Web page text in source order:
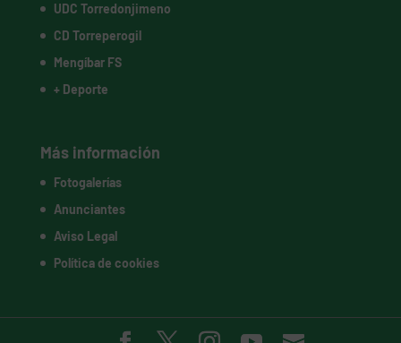
UDC Torredonjimeno
CD Torreperogil
Mengíbar FS
+ Deporte
Más información
Fotogalerías
Anunciantes
Aviso Legal
Política de cookies